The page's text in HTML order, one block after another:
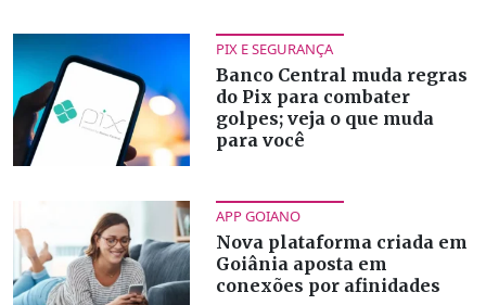
PIX E SEGURANÇA
Banco Central muda regras
do Pix para combater
golpes; veja o que muda
para você
APP GOIANO
Nova plataforma criada em
Goiânia aposta em
conexões por afinidades